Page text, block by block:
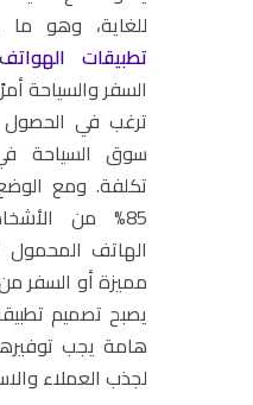
للغاية، وهو
تطبيقات الهواتف
السفر والسياحة
ترغب في
سوق السياحة
تكلفة. ومع
85% من
الهاتف
مميزة أو السفر
يصبح تصميم
هامة يجب
لجذب العملاء